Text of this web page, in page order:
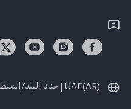
بيان الخصوصية بشأن خدمة العملاء
تنزيل جداول LUT لاستعادة السجل
الأخبار
UAE(AR) | حدد البلد/المنطقة